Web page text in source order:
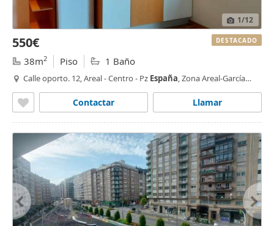
1/12
550€
38m2 Piso 1 Baño
Calle oporto. 12, Areal - Centro - Pz España, Zona Areal-García
Llamar
Contactar
DESTACADO